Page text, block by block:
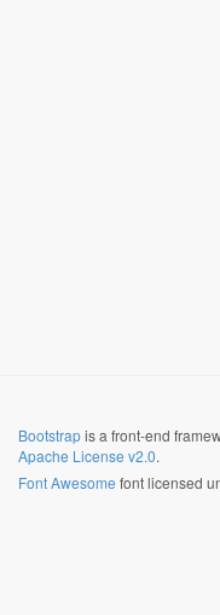
Bootstrapis a front-end
Apache License v2.0.
Font Awesome font licensed